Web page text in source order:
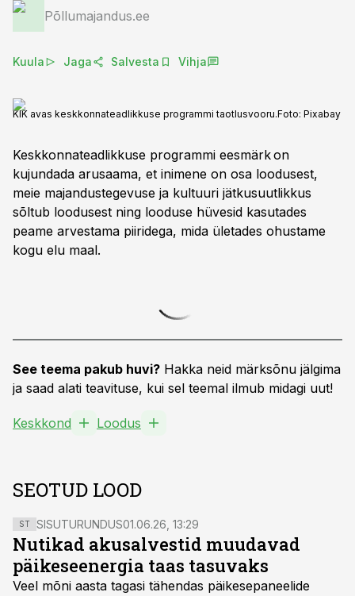
Põllumajandus.ee
Kuula Jaga Salvesta Vihja
KIK avas keskkonnateadlikkuse programmi taotlusvooru.Foto: Pixabay
Keskkonnateadlikkuse programmi eesmärk on
kujundada arusaama, et inimene on osa loodusest,
meie majandustegevuse ja kultuuri jätkusuutlikkus
sõltub loodusest ning looduse hüvesid kasutades
peame arvestama piiridega, mida ületades ohustame
kogu elu maal.
See teema pakub huvi? Hakka neid märksõnu jälgima
ja saad alati teavituse, kui sel teemal ilmub midagi uut!
Keskkond Loodus
SEOTUD LOOD
ST SISUTURUNDUS01.06.26, 13:29
Nutikad akusalvestid muudavad
päikeseenergia taas tasuvaks
Veel mõni aasta tagasi tähendas päikesepaneelide